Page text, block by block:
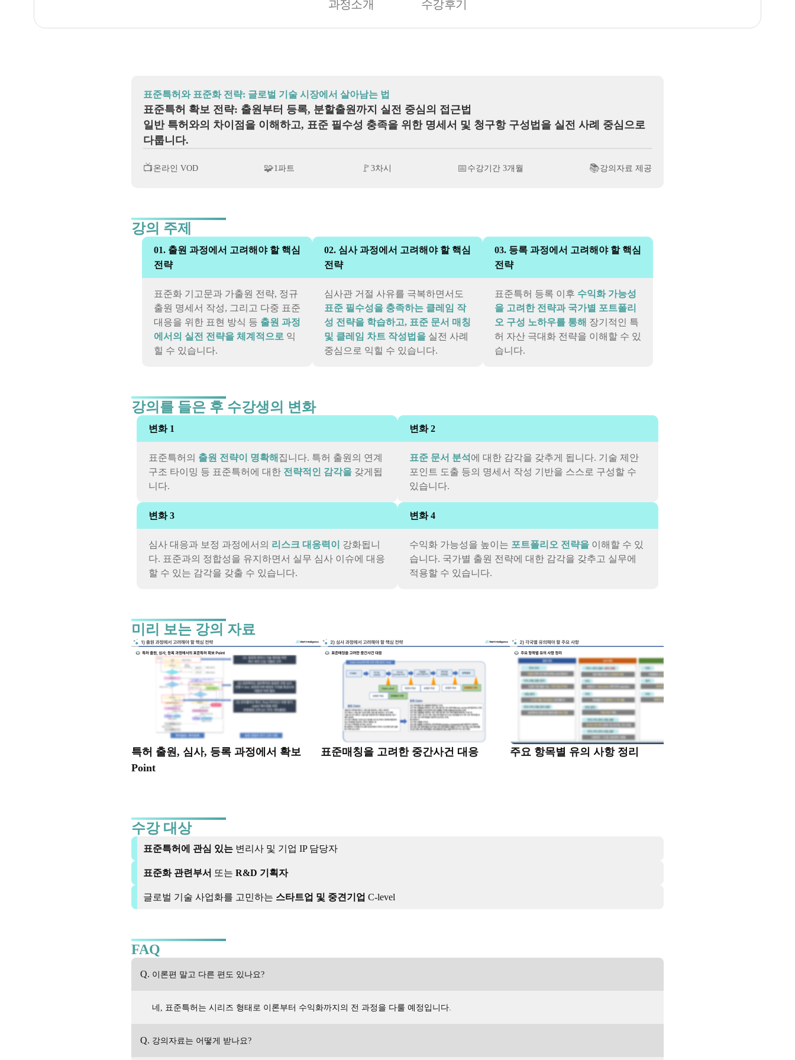
과정소개 수강후기
표준특허와 표준화 전략: 글로벌 기술 시장에서 살아남는 법
표준특허 확보 전략: 출원부터 등록, 분할출원까지 실전 중심의 접근법
일반 특허와의 차이점을 이해하고, 표준 필수성 충족을 위한 명세서 및 청구항 구성법을 실전 사례 중심으로
다룹니다.
📺 온라인 VOD 🧩1파트 🚩 3차시 📅 수강기간 3개월 📚강의자료 제공
강의 주제
01. 출원 과정에서 고려해야 할 핵심
전략
표준화 기고문과 가출원 전략, 정규
출원 명세서 작성, 그리고 다중 표준
대응을 위한 표현 방식 등 출원 과정
에서의 실전 전략을 체계적으로 익
힐 수 있습니다.
02. 심사 과정에서 고려해야 할 핵심
전략
심사관 거절 사유를 극복하면서도
표준 필수성을 충족하는 클레임 작
성 전략을 학습하고, 표준 문서 매칭
및 클레임 차트 작성법을 실전 사례
중심으로 익힐 수 있습니다.
03. 등록 과정에서 고려해야 할 핵심
전략
표준특허 등록 이후 수익화 가능성
을 고려한 전략과 국가별 포트폴리
오 구성 노하우를 통해 장기적인 특
허 자산 극대화 전략을 이해할 수 있
습니다.
강의를 들은 후 수강생의 변화
변화 1
표준특허의 출원 전략이 명확해 집니다. 특허 출원의 연계
구조 타이밍 등 표준특허에 대한 전략적인 감각을 갖게됩
니다.
변화 2
표준 문서 분석 에 대한 감각을 갖추게 됩니다. 기술 제안
포인트 도출 등의 명세서 작성 기반을 스스로 구성할 수
있습니다.
변화 3
심사 대응과 보정 과정에서의 리스크 대응력이 강화됩니
다. 표준과의 정합성을 유지하면서 실무 심사 이슈에 대응
할 수 있는 감각을 갖출 수 있습니다.
변화 4
수익화 가능성을 높이는 포트폴리오 전략을 이해할 수 있
습니다. 국가별 출원 전략에 대한 감각을 갖추고 실무에
적용할 수 있습니다.
미리 보는 강의 자료
특허 출원, 심사, 등록 과정에서 확보
Point
표준매칭을 고려한 중간사건 대응 주요 항목별 유의 사항 정리
수강 대상
표준특허에 관심 있는 변리사 및 기업 IP 담당자
표준화 관련부서 또는 R&D 기획자
글로벌 기술 사업화를 고민하는 스타트업 및 중견기업 C-level
FAQ
Q. 이론편 말고 다른 편도 있나요?
네, 표준특허는 시리즈 형태로 이론부터 수익화까지의 전 과정을 다룰 예정입니다.
Q. 강의자료는 어떻게 받나요?